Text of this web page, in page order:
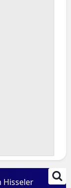
Hisseler